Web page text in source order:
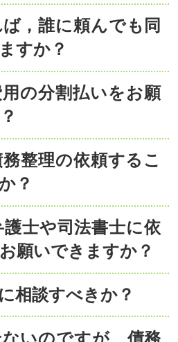
，誰に頼んでも同
すか？
の分割払いをお願
整理の依頼するこ
？
士や司法書士に依
願いできますか？
相談すべきか？